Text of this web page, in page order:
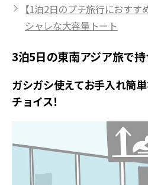
【1泊2日のプチ旅行におすす
シャレな大容量トート
3泊5日の東南アジア旅で
ガシガシ使えてお手入れ簡
チョイス！